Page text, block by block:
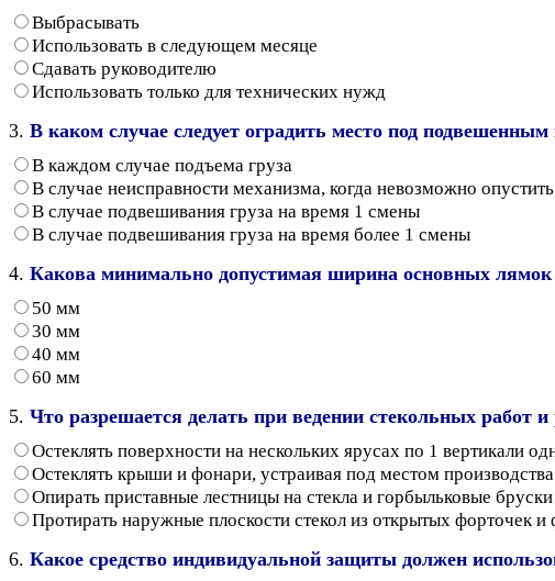
Выбрасывать
Использовать в следующем месяце
Сдавать руководителю
Использовать только для технических нужд
3. В каком случае следует оградить место под
В каждом случае подъема груза
В случае неисправности механизма, когда невозможно опустить
В случае подвешивания груза на время 1 смены
В случае подвешивания груза на время более 1 смены
4. Какова минимально допустимая ширина основных лямок
50 мм
30 мм
40 мм
60 мм
5. Что разрешается делать при ведении стекольных работ и
Остеклять поверхности на нескольких ярусах по 1 вертикали
Остеклять крыши и фонари, устраивая под местом
Опирать приставные лестницы на стекла и горбыльковые
Протирать наружные плоскости стекол из открытых форточек и
6. Какое средство индивидуальной защиты должен